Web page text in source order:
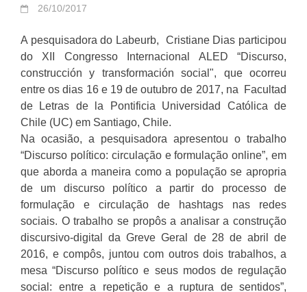
26/10/2017
A pesquisadora do Labeurb, Cristiane Dias participou
do XII Congresso Internacional ALED “Discurso,
construcción y transformación social", que ocorreu
entre os dias 16 e 19 de outubro de 2017, na Facultad
de Letras de la Pontificia Universidad Católica de
Chile (UC) em Santiago, Chile.
Na ocasião, a pesquisadora apresentou o trabalho
“Discurso político: circulação e formulação online”, em
que aborda a maneira como a população se apropria
de um discurso político a partir do processo de
formulação e circulação de hashtags nas redes
sociais. O trabalho se propôs a analisar a construção
discursivo-digital da Greve Geral de 28 de abril de
2016, e compôs, juntou com outros dois trabalhos, a
mesa “Discurso político e seus modos de regulação
social: entre a repetição e a ruptura de sentidos”,